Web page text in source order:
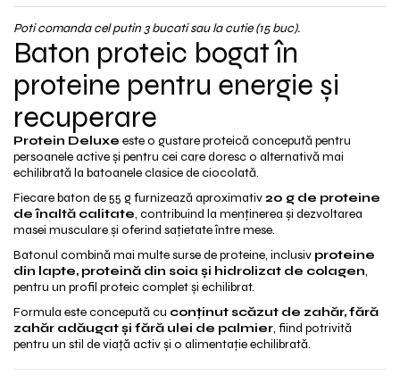
Poti comanda cel putin 3 bucati sau la cutie (15 buc).
Baton proteic bogat în
proteine pentru energie și
recuperare
Protein Deluxe este o gustare proteică concepută pentru
persoanele active și pentru cei care doresc o alternativă mai
echilibrată la batoanele clasice de ciocolată.
Fiecare baton de 55 g furnizează aproximativ20 g de proteine
de înaltă calitate, contribuind la menținerea și dezvoltarea
masei musculare și oferind sațietate între mese.
Batonul combină mai multe surse de proteine, inclusiv proteine
din lapte, proteină din soia și hidrolizat de colagen,
pentru un profil proteic complet și echilibrat.
Formula este concepută cu conținut scăzut de zahăr, fără
zahăr adăugat și fără ulei de palmier, fiind potrivită
pentru un stil de viață activ și o alimentație echilibrată.